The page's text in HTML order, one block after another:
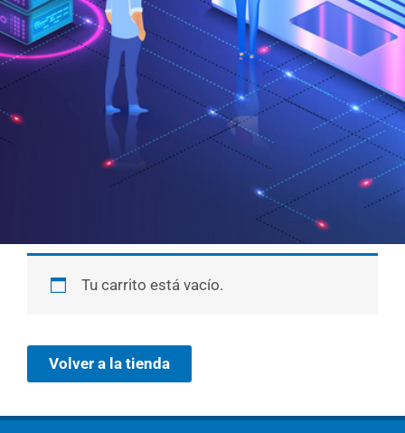
Tu carrito está vacío.
Volver a la tienda